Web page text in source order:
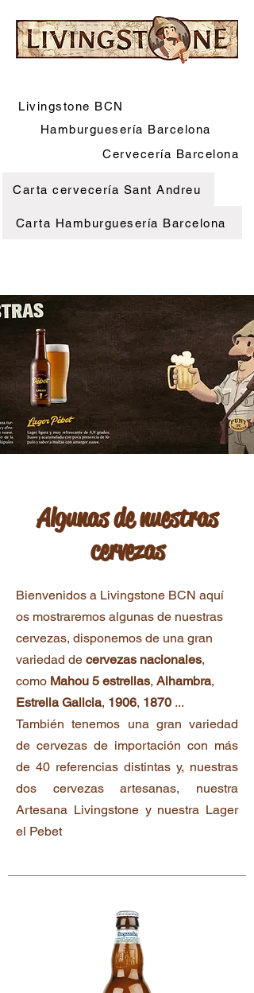
Livingstone BCN
Hamburguesería Barcelona
Cervecería Barcelona
Carta cervecería Sant Andreu
Carta Hamburguesería Barcelona
Algunas de nuestras
cervezas
Bienvenidos a Livingstone BCN aquí
os mostraremos algunas de nuestras
cervezas, disponemos de una gran
variedad de cervezas nacionales,
como Mahou 5 estrellas, Alhambra,
Estrella Galicia, 1906, 1870 ...
También tenemos una gran variedad
de cervezas de importación con más
de 40 referencias distintas y, nuestras
dos cervezas artesanas, nuestra
Artesana Livingstone y nuestra Lager
el Pebet